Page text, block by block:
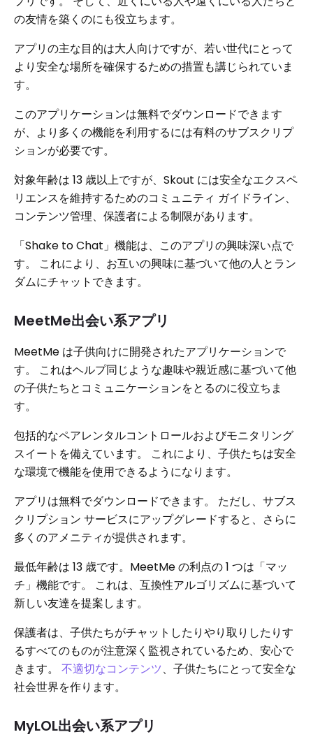
の友情を築くのにも役立ちます。
アプリの主な目的は大人向けですが、若い世代にとって
より安全な場所を確保するための措置も講じられていま
す。
このアプリケーションは無料でダウンロードできます
が、より多くの機能を利用するには有料のサブスクリプ
ションが必要です。
対象年齢は 13 歳以上ですが、Skout には安全なエクスペ
リエンスを維持するためのコミュニティ ガイドライン、
コンテンツ管理、保護者による制限があります。
「Shake to Chat」機能は、このアプリの興味深い点で
す。 これにより、お互いの興味に基づいて他の人とラン
ダムにチャットできます。
MeetMe出会い系アプリ
MeetMe は子供向けに開発されたアプリケーションで
す。 これはヘルプ同じような趣味や親近感に基づいて他
の子供たちとコミュニケーションをとるのに役立ちま
す。
包括的なペアレンタルコントロールおよびモニタリング
スイートを備えています。 これにより、子供たちは安全
な環境で機能を使用できるようになります。
アプリは無料でダウンロードできます。 ただし、サブス
クリプション サービスにアップグレードすると、さらに
多くのアメニティが提供されます。
最低年齢は 13 歳です。MeetMe の利点の 1 つは「マッ
チ」機能です。 これは、互換性アルゴリズムに基づいて
新しい友達を提案します。
保護者は、子供たちがチャットしたりやり取りしたりす
るすべてのものが注意深く監視されているため、安心で
きます。 不適切なコンテンツ、子供たちにとって安全な
社会世界を作ります。
MyLOL出会い系アプリ